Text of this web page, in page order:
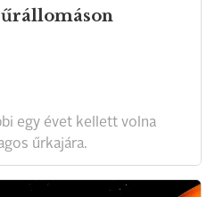
egy évet kellett volna
űrkajára.